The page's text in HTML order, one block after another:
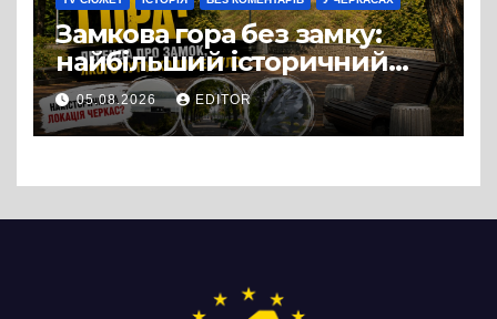
Замкова гора без замку:
найбільший історичний
міф Черкас
05.08.2026 EDITOR